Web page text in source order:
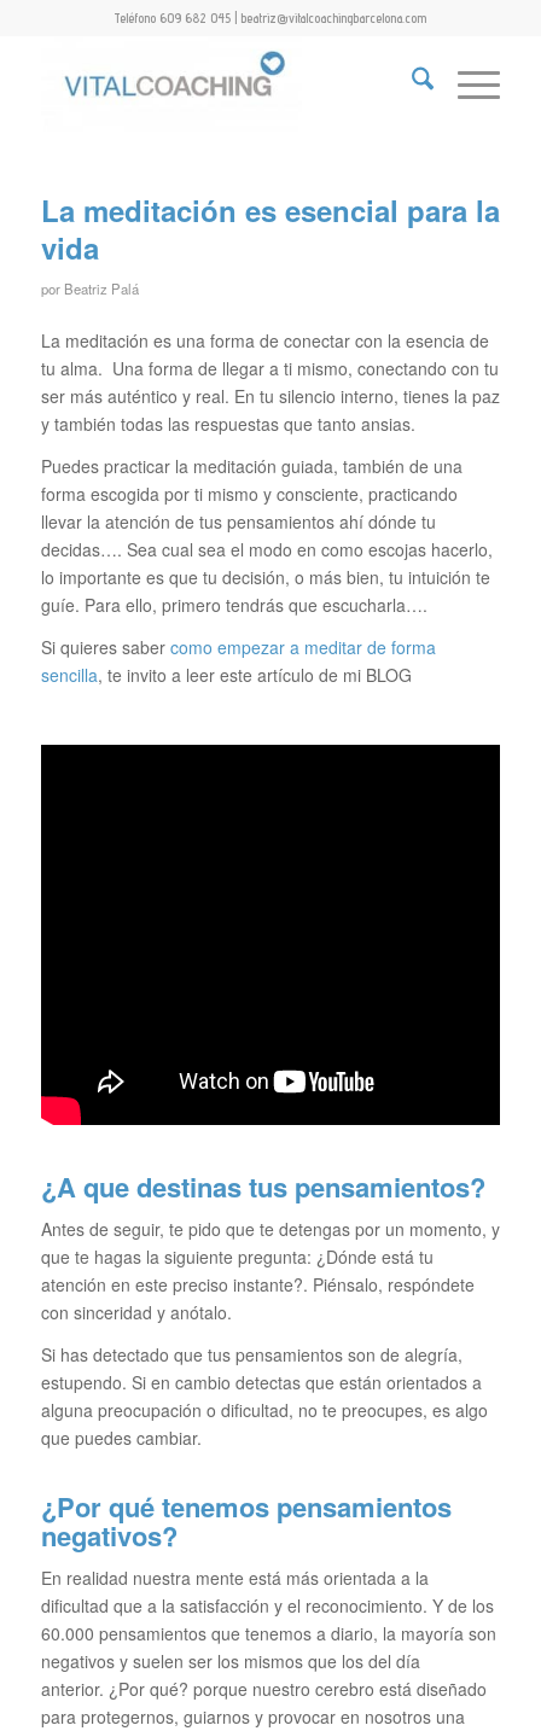
Teléfono 609 682 045 | beatriz@vitalcoachingbarcelona.com
La meditación es esencial para la
vida
por Beatriz Palá
La meditación es una forma de conectar con la esencia de
tu alma. Una forma de llegar a ti mismo, conectando con tu
ser más auténtico y real. En tu silencio interno, tienes la paz
y también todas las respuestas que tanto ansias.
Puedes practicar la meditación guiada, también de una
forma escogida por ti mismo y consciente, practicando
llevar la atención de tus pensamientos ahí dónde tu
decidas…. Sea cual sea el modo en como escojas hacerlo,
lo importante es que tu decisión, o más bien, tu intuición te
guíe. Para ello, primero tendrás que escucharla….
Si quieres saber como empezar a meditar de forma
sencilla, te invito a leer este artículo de mi BLOG
¿A que destinas tus pensamientos?
Antes de seguir, te pido que te detengas por un momento, y
que te hagas la siguiente pregunta: ¿Dónde está tu
atención en este preciso instante?. Piénsalo, respóndete
con sinceridad y anótalo.
Si has detectado que tus pensamientos son de alegría,
estupendo. Si en cambio detectas que están orientados a
alguna preocupación o dificultad, no te preocupes, es algo
que puedes cambiar.
¿Por qué tenemos pensamientos
negativos?
En realidad nuestra mente está más orientada a la
dificultad que a la satisfacción y el reconocimiento. Y de los
60.000 pensamientos que tenemos a diario, la mayoría son
negativos y suelen ser los mismos que los del día
anterior. ¿Por qué? porque nuestro cerebro está diseñado
para protegernos, guiarnos y provocar en nosotros una